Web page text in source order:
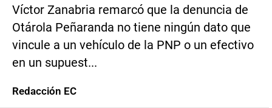
Víctor Zanabria remarcó que la denuncia de
Otárola Peñaranda no tiene ningún dato que
vincule a un vehículo de la PNP o un efectivo
en un supuest...
Redacción EC